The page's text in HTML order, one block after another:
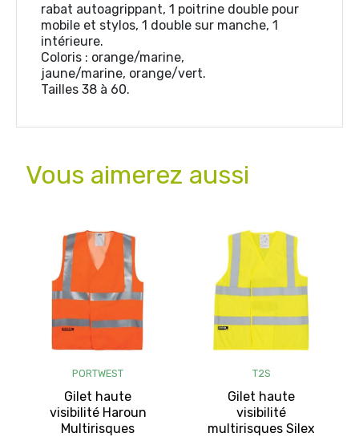
rabat autoagrippant, 1 poitrine double pour
mobile et stylos, 1 double sur manche, 1
intérieure.
Coloris : orange/marine,
jaune/marine, orange/vert.
Tailles 38 à 60.
Vous aimerez aussi
PORTWEST
Gilet haute
visibilité Haroun
Multirisques
T2S
Gilet haute
visibilité
multirisques Silex